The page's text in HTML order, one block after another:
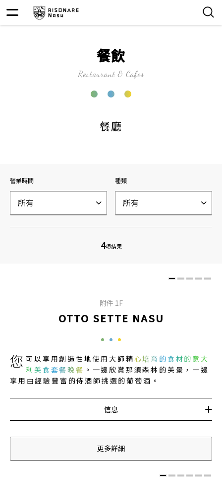
餐飲
Restaurant & Cafes
餐廳
營業時間
所有
種類
所有
4項結果
附件 1F
OTTO SETTE NASU
您 可以享用創造性地使用大師精心培育的食材的意大
利美食套餐晚餐 。一邊欣賞那須森林的美景，一邊
享用由經驗豐富的侍酒師挑選的葡萄酒。
信息
更多詳細